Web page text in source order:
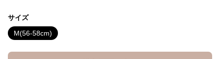
サイズ
M(56-58cm)